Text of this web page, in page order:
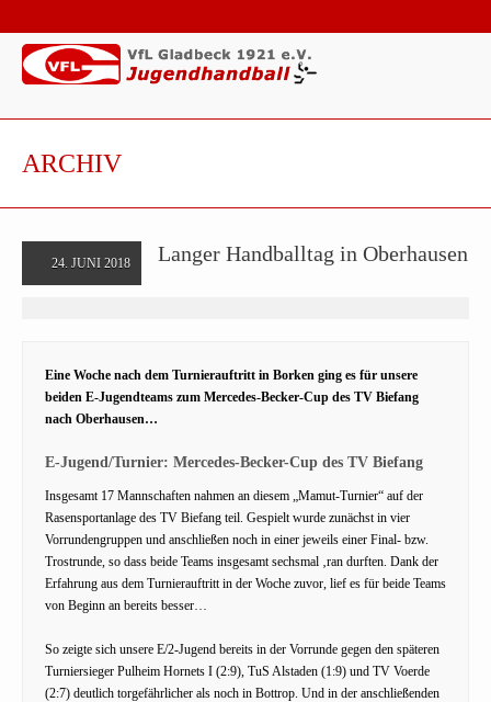
ARCHIV
24. JUNI 2018 Langer Handballtag in Oberhausen
Eine Woche nach dem Turnierauftritt in Borken ging es für unsere
beiden E-Jugendteams zum Mercedes-Becker-Cup des TV Biefang
nach Oberhausen…
E-Jugend/Turnier: Mercedes-Becker-Cup des TV Biefang
Insgesamt 17 Mannschaften nahmen an diesem „Mamut-Turnier“ auf der
Rasensportanlage des TV Biefang teil. Gespielt wurde zunächst in vier
Vorrundengruppen und anschließen noch in einer jeweils einer Final- bzw.
Trostrunde, so dass beide Teams insgesamt sechsmal ‚ran durften. Dank der
Erfahrung aus dem Turnierauftritt in der Woche zuvor, lief es für beide Teams
von Beginn an bereits besser…
So zeigte sich unsere E/2-Jugend bereits in der Vorrunde gegen den späteren
Turniersieger Pulheim Hornets I (2:9), TuS Alstaden (1:9) und TV Voerde
(2:7) deutlich torgefährlicher als noch in Bottrop. Und in der anschließenden